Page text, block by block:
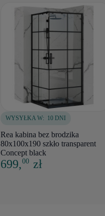
WYSYŁKA W: 10 DNI
Rea kabina bez brodzika
80x100x190 szkło transparent
Concept black
699,00 zł